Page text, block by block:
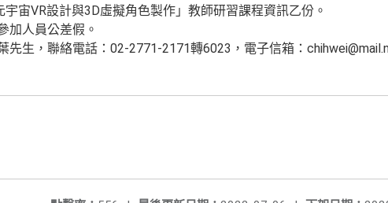
宙VR設計與3D虛擬角色製作」教師研習課程資訊乙份。
加人員公差假。
先生，聯絡電話：02-2771-2171轉6023，電子信箱：